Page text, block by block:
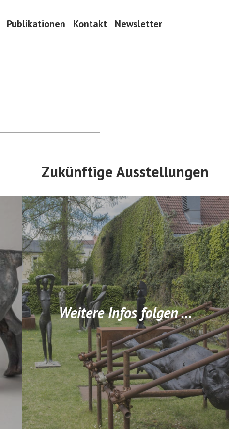
Publikationen Kontakt Newsletter
Zukünftige Ausstellungen
Weitere Infos folgen …